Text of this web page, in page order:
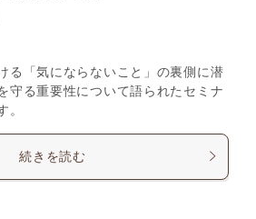
る「気にならないこと」の裏側に潜
守る重要性について語られたセミナ
。
続きを読む